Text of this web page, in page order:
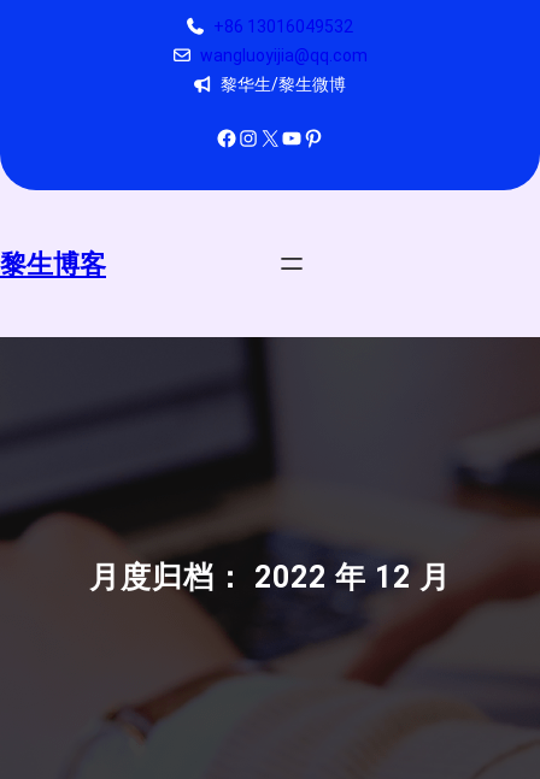
+86 13016049532
wangluoyijia@qq.com
黎华生/黎生微博
Facebook Instagram X YouTube Pinterest
黎生博客
月度归档： 2022 年 12 月